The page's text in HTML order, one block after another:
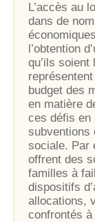
L’accès au
dans de
l’obtention
qu’ils soient
budget des
en matière
ces défis en
subventions
sociale. Par
offrent des
familles à
dispositifs
allocations,
confrontés